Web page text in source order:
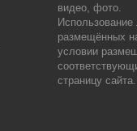
видео, фото.
размещённых
условии
страницу сайта.